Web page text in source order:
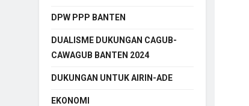
DPW PPP BANTEN
DUALISME DUKUNGAN CAGUB-
CAWAGUB BANTEN 2024
DUKUNGAN UNTUK AIRIN-ADE
EKONOMI